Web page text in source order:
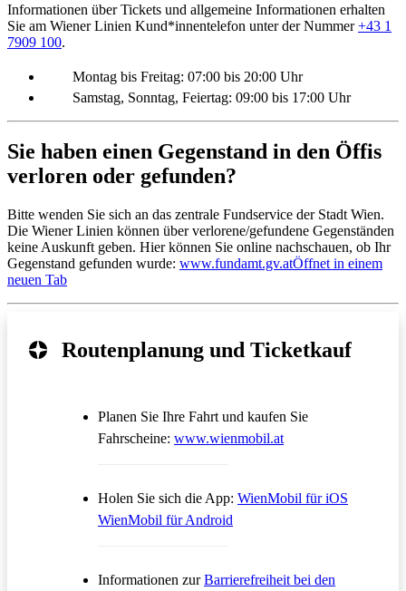
Informationen über Tickets und allgemeine Informationen erhalten
Sie am Wiener Linien Kund*innentelefon unter der Nummer+43 1
7909 100.
Montag bis Freitag: 07:00 bis 20:00 Uhr
Samstag, Sonntag, Feiertag: 09:00 bis 17:00 Uhr
Sie haben einen Gegenstand in den Öffis
verloren oder gefunden?
Bitte wenden Sie sich an das zentrale Fundservice der Stadt Wien.
Die Wiener Linien können über verlorene/gefundene Gegenständen
keine Auskunft geben. Hier können Sie online nachschauen, ob Ihr
Gegenstand gefunden wurde: www.fundamt.gv.atÖffnet in einem
neuen Tab
Routenplanung und Ticketkauf
Planen Sie Ihre Fahrt und kaufen Sie
Fahrscheine: www.wienmobil.atÖffnet in einem
Holen Sie sich die App: WienMobil für iOS
WienMobil für Android
Informationen zurBarrierefreiheit bei den